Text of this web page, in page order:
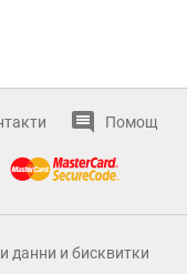
Помощ
данни и бисквитки